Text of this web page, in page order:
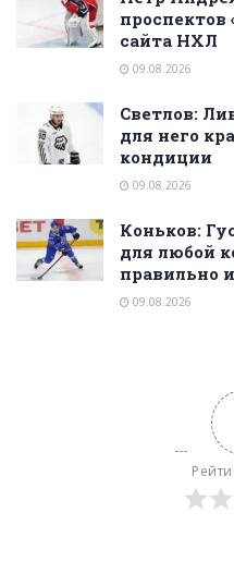
проспектов
сайта НХЛ
09.08.2026
Светлов:
для него
кондиции
09.08.2026
Коньков:
для любой
правильно
09.08.2026